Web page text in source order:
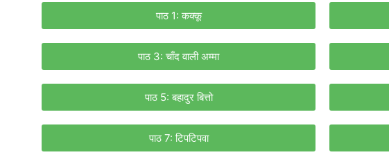
पाठ 1: कक्कू
पाठ 3: चाँद वाली अम्मा
पाठ 5: बहादुर बित्तो
पाठ 7: टिपटिपवा